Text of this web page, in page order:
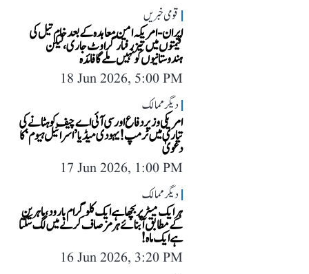
قومی خبریں
ایران-امریکہ امن معاہدہ کے بعد خام تیل کی
قیمتوں میں تیز رفتار گراوٹ جاری، لیکن
ہندوستانیوں کو نہیں ملے گا فائدہ
18 Jun 2026, 5:00 PM
دیگر ممالک
امریکی وزیر دفاع اور سی آئی اے چیف کو ہٹانے کی
تیاری میں ٹرمپ! یہودی میڈیا ’اسرائیل ہیوم‘ کا
دعویٰ
17 Jun 2026, 1:00 PM
دیگر ممالک
ہر ایک میٹر پر بچھا ہے ایک کلوگرام بارود، ماہرین
کے مطابق آبنائے ہرمز صاف کرنے میں لگ سکتا
ہے ایک ماہ!
16 Jun 2026, 3:20 PM